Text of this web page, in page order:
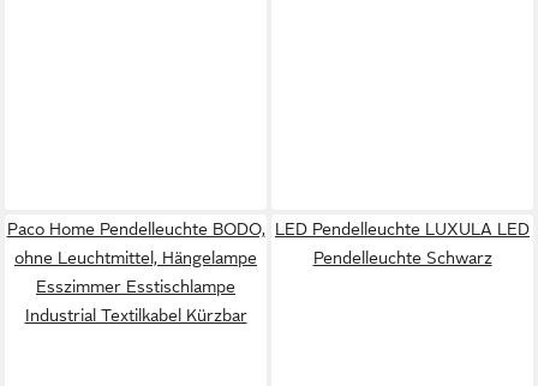
Paco Home Pendelleuchte BODO,
ohne Leuchtmittel, Hängelampe
Esszimmer Esstischlampe
Industrial Textilkabel Kürzbar
LED Pendelleuchte LUXULA LED
Pendelleuchte Schwarz